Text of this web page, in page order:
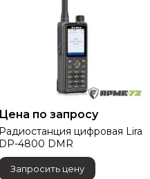
Цена по запросу
Радиостанция цифровая Lira
DP-4800 DMR
Запросить цену